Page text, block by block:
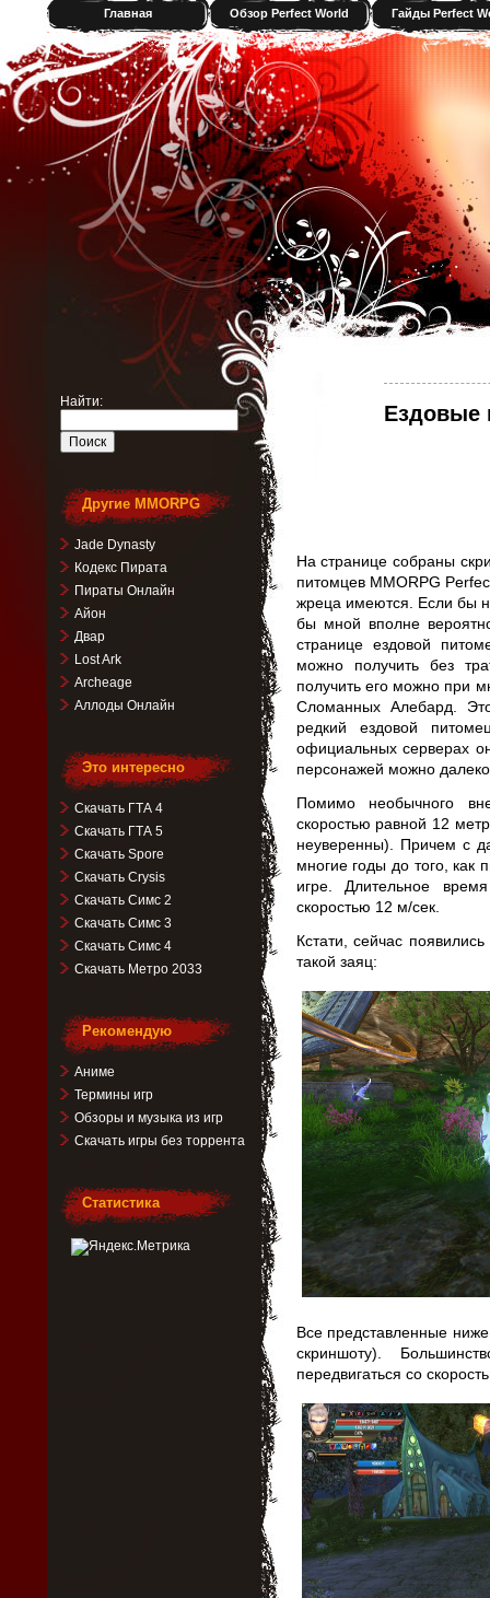
Главная Обзор Perfect World Гайды Perfect
Ездовые
На странице собраны
питомцев MMORPG
жреца имеются. Если бы
бы мной вполне
странице ездовой
можно получить без
получить его можно при
Сломанных Алебард.
редкий ездовой
официальных серверах
персонажей можно
Помимо необычного
скоростью равной 12
неуверенны). Причем с
многие годы до того, как
игре. Длительное
скоростью 12 м/cек.
Кстати, сейчас
такой заяц:
Все представленные
скриншоту).
передвигаться со
Найти:
Другие MMORPG
Jade Dynasty
Кодекс Пирата
Пираты Онлайн
Айон
Двар
Lost Ark
Archeage
Аллоды Онлайн
Это интересно
Скачать ГТА 4
Скачать ГТА 5
Скачать Spore
Скачать Crysis
Скачать Симс 2
Скачать Симс 3
Скачать Симс 4
Скачать Метро 2033
Рекомендую
Аниме
Термины игр
Обзоры и музыка из игр
Скачать игры без торрента
Статистика